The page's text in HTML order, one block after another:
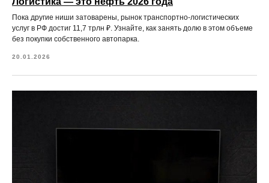
Пока другие ниши затоварены, рынок транспортно-логистических
услуг в РФ достиг 11,7 трлн ₽. Узнайте, как занять долю в этом объеме
без покупки собственного автопарка.
20.01.2026